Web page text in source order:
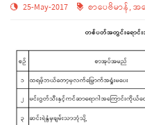
25-May-2017 စာပေဗိမာန်,အ